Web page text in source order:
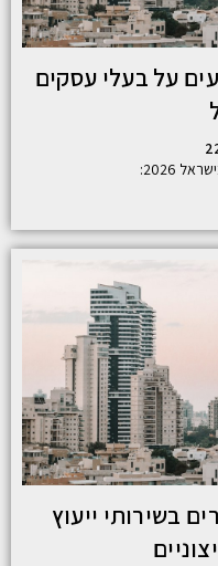
על בעלי עסקים
2026:
בשירותי ייעוץ